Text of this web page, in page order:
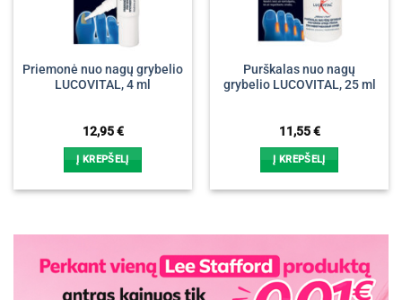
Priemonė nuo nagų grybelio
LUCOVITAL, 4 ml
12,95€
Į KREPŠELĮ
Purškalas nuo nagų
grybelio LUCOVITAL, 25 ml
11,55€
Į KREPŠELĮ